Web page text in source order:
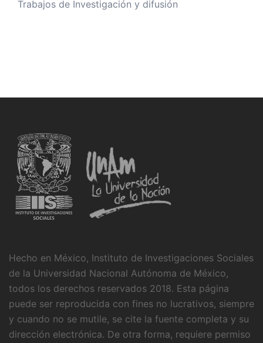
Trabajos de Investigación y difusión
Hecho en México, Instituto de Investigaciones Sociales
de la Universidad Nacional Autónoma de México,
todos los derechos reservados 2018. Esta página
puede ser reproducida con fines no lucrativos, siempre
y cuando no se mutile, se cite la fuente completa y su
dirección electrónica. De otra forma, requiere permiso